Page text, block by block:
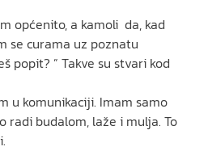
općenito, a kamoli da, kad
se curama uz poznatu
popit? ” Takve su stvari kod
u komunikaciji. Imam samo
radi budalom, laže i mulja. To